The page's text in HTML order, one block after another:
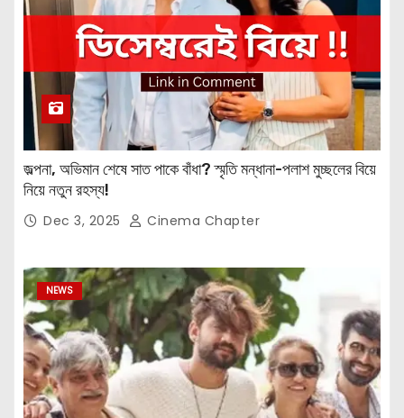
জল্পনা, অভিমান শেষে সাত পাকে বাঁধা? স্মৃতি মন্ধানা-পলাশ মুচ্ছলের বিয়ে
নিয়ে নতুন রহস্য!
Dec 3, 2025 Cinema Chapter
NEWS